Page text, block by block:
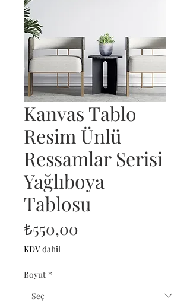
Kanvas Tablo
Resim Ünlü
Ressamlar Serisi
Yağlıboya
Tablosu
₺550,00
KDV dahil
Boyut *